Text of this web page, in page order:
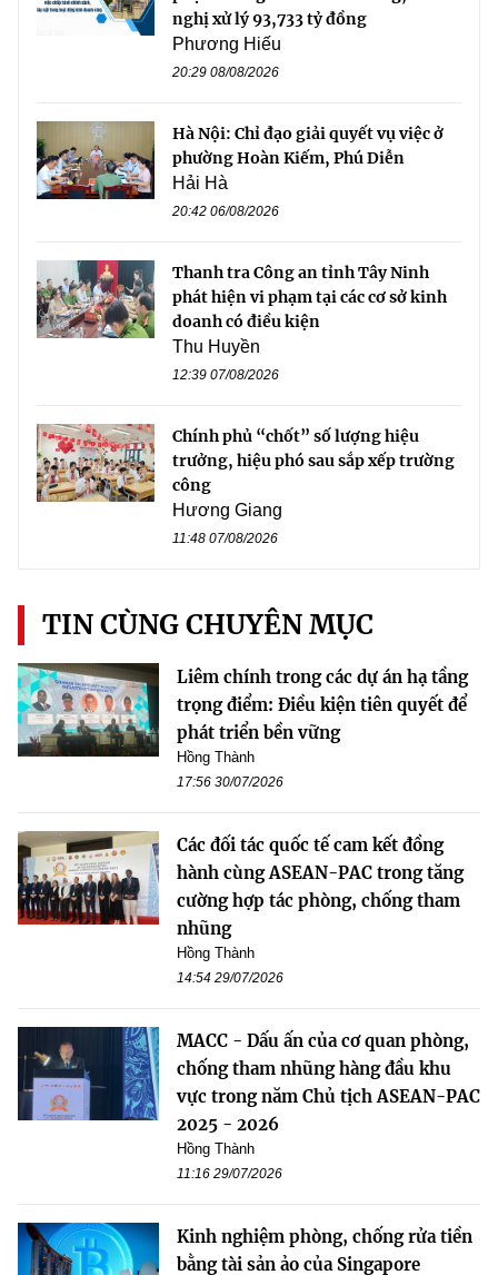
nghị xử lý 93,733 tỷ đồng
Phương Hiếu
20:29 08/08/2026
Hà Nội: Chỉ đạo giải quyết vụ việc ở
phường Hoàn Kiếm, Phú Diễn
Hải Hà
20:42 06/08/2026
Thanh tra Công an tỉnh Tây Ninh
phát hiện vi phạm tại các cơ sở kinh
doanh có điều kiện
Thu Huyền
12:39 07/08/2026
Chính phủ “chốt” số lượng hiệu
trưởng, hiệu phó sau sắp xếp trường
công
Hương Giang
11:48 07/08/2026
TIN CÙNG CHUYÊN MỤC
Liêm chính trong các dự án hạ tầng
trọng điểm: Điều kiện tiên quyết để
phát triển bền vững
Hồng Thành
17:56 30/07/2026
Các đối tác quốc tế cam kết đồng
hành cùng ASEAN-PAC trong tăng
cường hợp tác phòng, chống tham
nhũng
Hồng Thành
14:54 29/07/2026
MACC - Dấu ấn của cơ quan phòng,
chống tham nhũng hàng đầu khu
vực trong năm Chủ tịch ASEAN-PAC
2025 - 2026
Hồng Thành
11:16 29/07/2026
Kinh nghiệm phòng, chống rửa tiền
bằng tài sản ảo của Singapore